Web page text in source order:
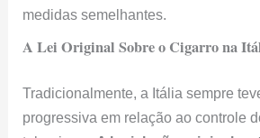
medidas semelhantes.
A Lei Original Sobre o Cigarro na
Tradicionalmente, a Itália sempre
progressiva em relação ao controle